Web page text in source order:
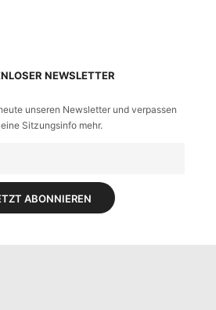
NEWSLETTER
unseren Newsletter und verpassen
Sitzungsinfo mehr.